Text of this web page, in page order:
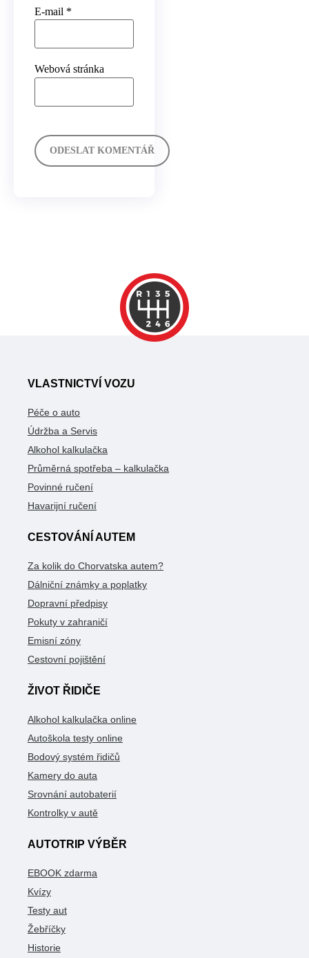
E-mail *
Webová stránka
VLASTNICTVÍ VOZU
Péče o auto
Údržba a Servis
Alkohol kalkulačka
Průměrná spotřeba – kalkulačka
Povinné ručení
Havarijní ručení
CESTOVÁNÍ AUTEM
Za kolik do Chorvatska autem?
Dálniční známky a poplatky
Dopravní předpisy
Pokuty v zahraničí
Emisní zóny
Cestovní pojištění
ŽIVOT ŘIDIČE
Alkohol kalkulačka online
Autoškola testy online
Bodový systém řidičů
Kamery do auta
Srovnání autobaterií
Kontrolky v autě
AUTOTRIP VÝBĚR
EBOOK zdarma
Kvízy
Testy aut
Žebříčky
Historie